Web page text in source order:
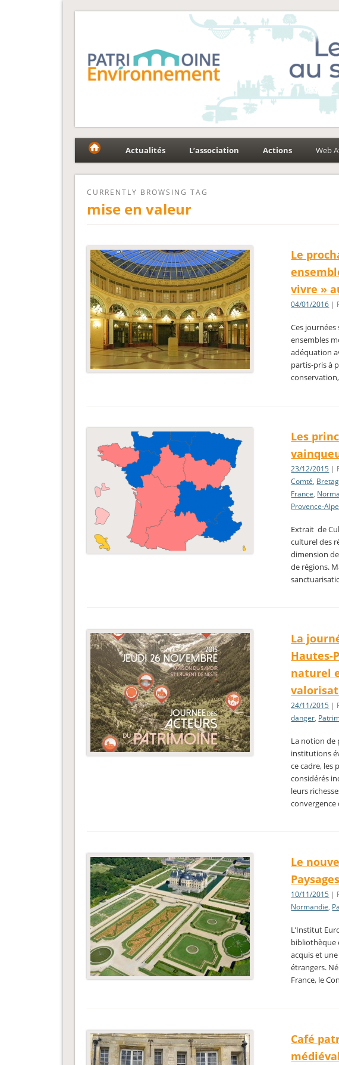
Fédération Patrimoine-
Actualités L’association Actions Web
CURRENTLY BROWSING TAG
mise en valeur
Le
vivre »
04/01/2016 |
Ces
ensembles
adéquation
partis-pris à
Les
23/12/2015 |
Comté,
France,
Provence-
Extrait de
culturel des
dimension
de régions.
La
Hautes-
naturel
24/11/2015 |
danger,
La notion de
institutions
ce cadre, les
considérés
leurs
convergence
Le
10/11/2015 |
Normandie,
L’Institut
bibliothèque
acquis et
étrangers.
France, le
Café